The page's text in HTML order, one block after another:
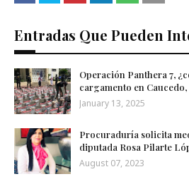
Entradas Que Pueden
Operación Panthera 7,
cargamento en
January 13, 2025
Procuraduría solicita
diputada Rosa Pilarte
August 07, 2023